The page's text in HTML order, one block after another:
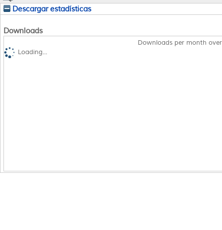
Descargar estadísticas
Downloads
Downloads per month
Loading...